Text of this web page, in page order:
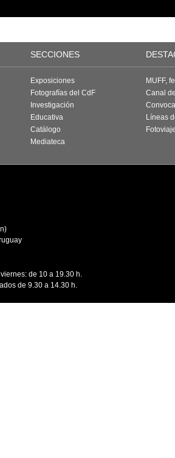
SECCIONES
Exposiciones
Fotografías del CdF
Investigación
Educativa
Catálogo
Mediateca
MUFF,
Canal
Líneas
de 10 a 19.30 h.
de 9.30 a 14.30 h.